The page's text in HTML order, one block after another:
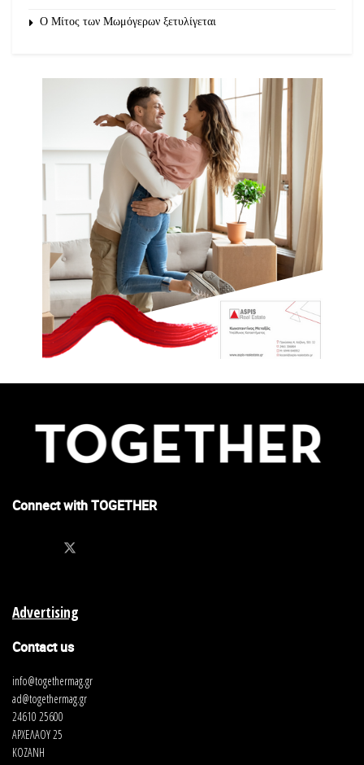
O Μίτος των Μωμόγερων ξετυλίγεται
Connect with TOGETHER
Advertising
Contact us
info@togethermag.gr
ad@togethermag.gr
24610 25600
ΑΡΧΕΛΑΟΥ 25
ΚΟΖΑΝΗ